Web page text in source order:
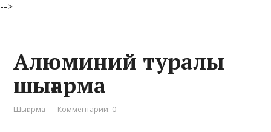
-->
Алюминий туралы
шығарма
Шығарма Комментарии: 0